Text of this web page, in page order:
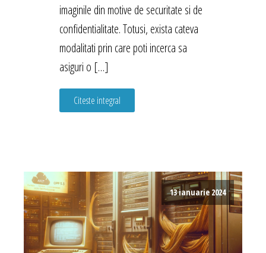
imaginile din motive de securitate si de
confidentialitate. Totusi, exista cateva
modalitati prin care poti incerca sa
asiguri o […]
Citeste integral
13 ianuarie 2024